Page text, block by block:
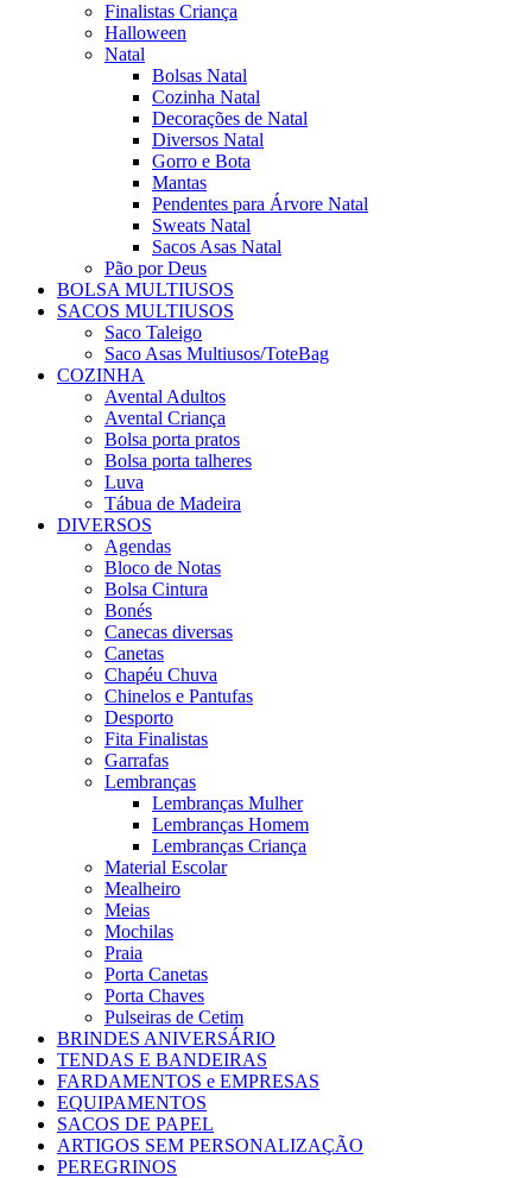
Finalistas Criança
Halloween
Natal
Bolsas Natal
Cozinha Natal
Decorações de Natal
Diversos Natal
Gorro e Bota
Mantas
Pendentes para Árvore Natal
Sweats Natal
Sacos Asas Natal
Pão por Deus
BOLSA MULTIUSOS
SACOS MULTIUSOS
Saco Taleigo
Saco Asas Multiusos/ToteBag
COZINHA
Avental Adultos
Avental Criança
Bolsa porta pratos
Bolsa porta talheres
Luva
Tábua de Madeira
DIVERSOS
Agendas
Bloco de Notas
Bolsa Cintura
Bonés
Canecas diversas
Canetas
Chapéu Chuva
Chinelos e Pantufas
Desporto
Fita Finalistas
Garrafas
Lembranças
Lembranças Mulher
Lembranças Homem
Lembranças Criança
Material Escolar
Mealheiro
Meias
Mochilas
Praia
Porta Canetas
Porta Chaves
Pulseiras de Cetim
BRINDES ANIVERSÁRIO
TENDAS E BANDEIRAS
FARDAMENTOS e EMPRESAS
EQUIPAMENTOS
SACOS DE PAPEL
ARTIGOS SEM PERSONALIZAÇÃO
PEREGRINOS